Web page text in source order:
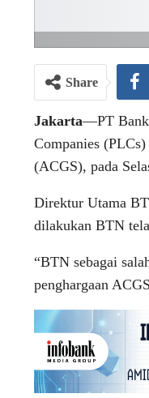
Share
Jakarta—PT Bank
Companies
(ACGS), pada
Direktur Utama
dilakukan BTN
“BTN sebagai
penghargaan